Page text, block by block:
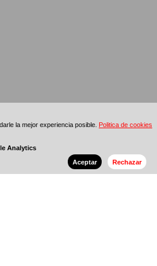
la mejor experiencia posible.
Politica de cookies
Analytics
Aceptar
Rechazar